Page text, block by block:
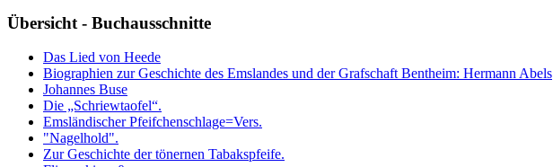
Übersicht - Buchausschnitte
Das Lied von Heede
Biographien zur Geschichte des Emslandes und der Grafschaft Bentheim: Hermann Abels
Johannes Buse
Die „Schriewtaofel“.
Emsländischer Pfeifchenschlage=Vers.
"Nagelhold".
Zur Geschichte der tönernen Tabakspfeife.